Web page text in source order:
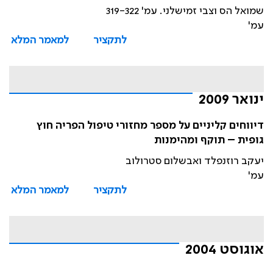
שמואל הס וצבי זמישלני. עמ' 319-322
עמ'
לתקציר
למאמר המלא
ינואר 2009
דיווחים קליניים על מספר מחזורי טיפול הפריה חוץ
גופית – תוקף ומהימנות
יעקב רוזנפלד ואבשלום סטרולוב
עמ'
לתקציר
למאמר המלא
אוגוסט 2004